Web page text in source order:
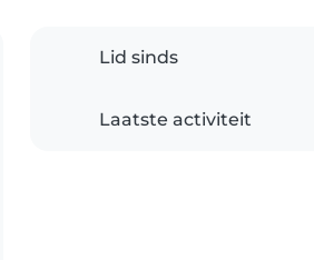
Lid sinds
Laatste activiteit